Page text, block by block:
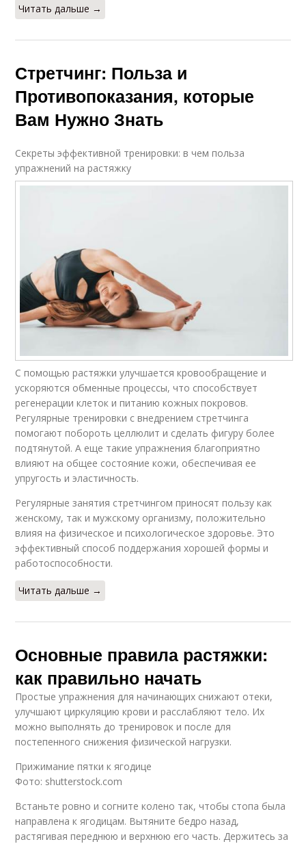
Читать дальше →
Стретчинг: Польза и
Противопоказания, которые
Вам Нужно Знать
Секреты эффективной тренировки: в чем польза
упражнений на растяжку
С помощью растяжки улучшается кровообращение и
ускоряются обменные процессы, что способствует
регенерации клеток и питанию кожных покровов.
Регулярные тренировки с внедрением стретчинга
помогают побороть целлюлит и сделать фигуру более
подтянутой. А еще такие упражнения благоприятно
влияют на общее состояние кожи, обеспечивая ее
упругость и эластичность.
Регулярные занятия стретчингом приносят пользу как
женскому, так и мужскому организму, положительно
влияя на физическое и психологическое здоровье. Это
эффективный способ поддержания хорошей формы и
работоспособности.
Читать дальше →
Основные правила растяжки:
как правильно начать
Простые упражнения для начинающих снижают отеки,
улучшают циркуляцию крови и расслабляют тело. Их
можно выполнять до тренировок и после для
постепенного снижения физической нагрузки.
Прижимание пятки к ягодице
Фото: shutterstock.com
Встаньте ровно и согните колено так, чтобы стопа была
направлена к ягодицам. Вытяните бедро назад,
растягивая переднюю и верхнюю его часть. Держитесь за